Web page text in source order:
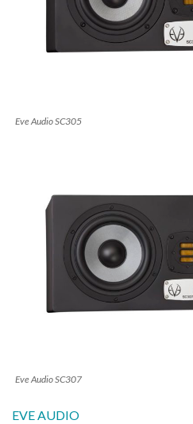
Eve Audio SC305
Eve Audio SC307
EVE AUDIO